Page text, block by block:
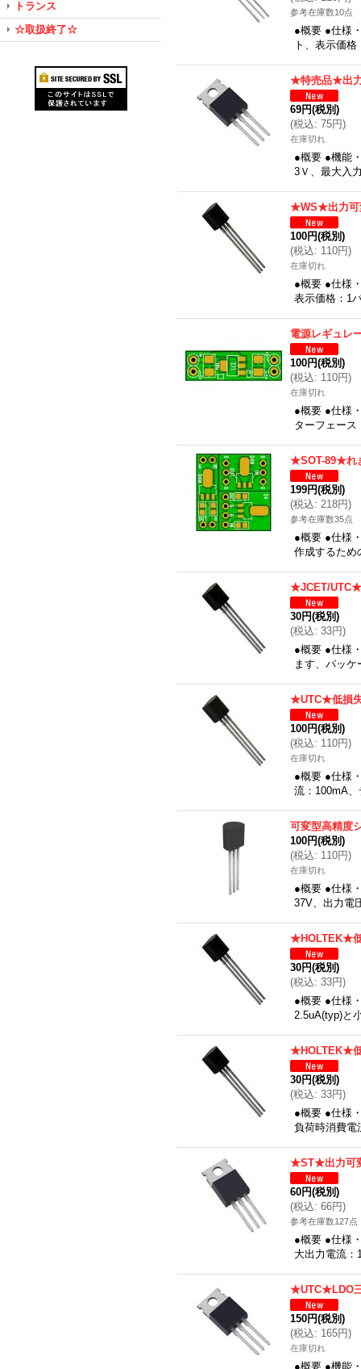
トランス
☆取扱終了☆
参考在庫数10点
●概要 ●仕様
ト、表示価
★特売品★出力
69円(税別)
(税込: 75円)
在庫切れ
●概要 ●機能
3Ｖ、最大入
★WS★出力可
100円(税別)
(税込: 110円)
在庫切れ
●概要 ●仕様
表示価格：1
電源レギュレ
100円(税別)
(税込: 110円)
在庫切れ
●概要 ●仕様
ターフェー
★SOT-89★れ
199円(税別)
(税込: 218円)
参考在庫数35点
●概要 ●仕様
作成するため
★JCET/UTC★
30円(税別)
(税込: 33円)
●概要 ●仕様
ます、パッ
★UTC★低損
100円(税別)
(税込: 110円)
在庫切れ
●概要 ●仕様
流：100mA
可変型高精度
100円(税別)
(税込: 110円)
在庫切れ
●概要 ●仕様
37V、出力電
★HOLTEK★低
30円(税別)
(税込: 33円)
●概要 ●仕様
2.5uA(typ)と
★HOLTEK★低
30円(税別)
(税込: 33円)
●概要 ●仕様
負荷時消費電
★ST★出力可
60円(税別)
(税込: 66円)
参考在庫数127点
●概要 ●仕様
大出力電流：
★UTC★LDO
150円(税別)
(税込: 165円)
在庫切れ
●概要 ●機能